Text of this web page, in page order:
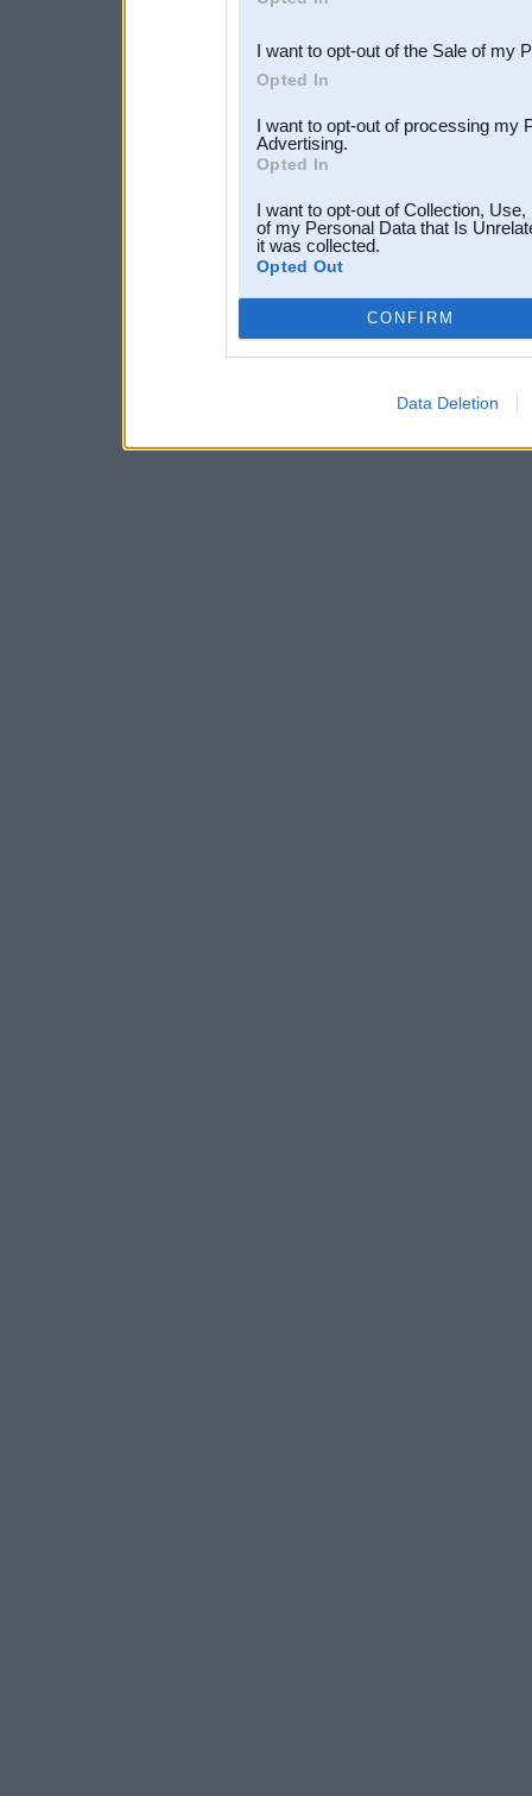
third parties.
I want to opt-out of the Sale of my
Opted In
I want to opt-out of processing my
Advertising.
Opted In
I want to opt-out of Collection,
of my Personal Data that Is
it was collected.
Opted Out
CONFIRM
Data Deletion